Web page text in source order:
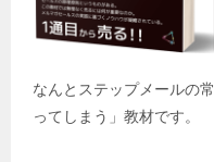
なんとステップメールの
ってしまう」教材です。